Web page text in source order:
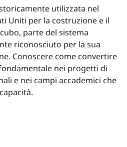
utilizzata nel
Uniti per la costruzione e il
parte del sistema
riconosciuto per la sua
Conoscere come convertire
nei progetti di
e nei campi accademici che